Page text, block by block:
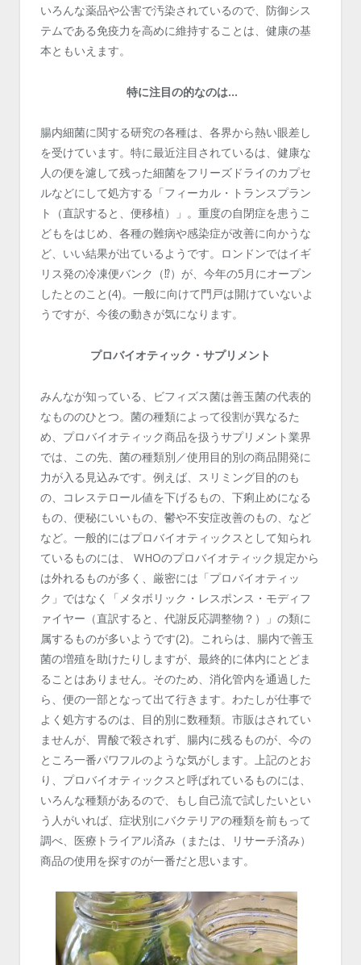
いろんな薬品や公害で汚染されているので、防御シス
テムである免疫力を高めに維持することは、健康の基
本ともいえます。
特に注目の的なのは…
腸内細菌に関する研究の各種は、各界から熱い眼差し
を受けています。特に最近注目されているは、健康な
人の便を濾して残った細菌をフリーズドライのカプセ
ルなどにして処方する「フィーカル・トランスプラン
ト（直訳すると、便移植）」。重度の自閉症を患うこ
どもをはじめ、各種の難病や感染症が改善に向かうな
ど、いい結果が出ているようです。ロンドンではイギ
リス発の冷凍便バンク（⁉）が、今年の5月にオープン
したとのこと(4)。一般に向けて門戸は開けていないよ
うですが、今後の動きが気になります。
プロバイオティック・サプリメント
みんなが知っている、ビフィズス菌は善玉菌の代表的
なもののひとつ。菌の種類によって役割が異なるた
め、プロバイオティック商品を扱うサプリメント業界
では、この先、菌の種類別／使用目的別の商品開発に
力が入る見込みです。例えば、スリミング目的のも
の、コレステロール値を下げるもの、下痢止めになる
もの、便秘にいいもの、鬱や不安症改善のもの、など
など。一般的にはプロバイオティックスとして知られ
ているものには、 WHOのプロバイオティック規定から
は外れるものが多く、厳密には「プロバイオティッ
ク」ではなく「メタボリック・レスポンス・モディフ
ァイヤー（直訳すると、代謝反応調整物？）」の類に
属するものが多いようです(2)。これらは、腸内で善玉
菌の増殖を助けたりしますが、最終的に体内にとどま
ることはありません。そのため、消化管内を通過した
ら、便の一部となって出て行きます。わたしが仕事で
よく処方するのは、目的別に数種類。市販はされてい
ませんが、胃酸で殺されず、腸内に残るものが、今の
ところ一番パワフルのような気がします。上記のとお
り、プロバイオティックスと呼ばれているものには、
いろんな種類があるので、もし自己流で試したいとい
う人がいれば、症状別にバクテリアの種類を前もって
調べ、医療トライアル済み（または、リサーチ済み）
商品の使用を探すのが一番だと思います。